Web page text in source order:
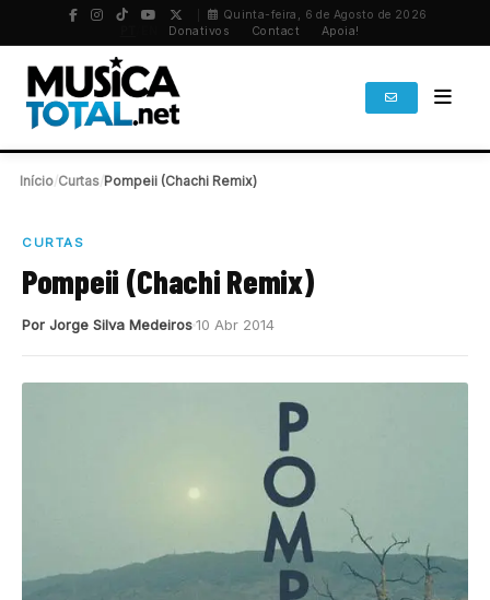
Quinta-feira, 6 de Agosto de 2026
Donativos Contact Apoia!
Início Curtas Pompeii (Chachi Remix)
CURTAS
Pompeii (Chachi Remix)
Por Jorge Silva Medeiros10 Abr 2014